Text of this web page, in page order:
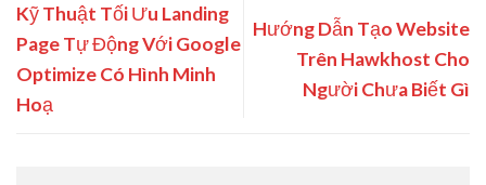
Kỹ Thuật Tối Ưu Landing
Page Tự Động Với Google
Optimize Có Hình Minh
Hoạ
Hướng Dẫn Tạo Website
Trên Hawkhost Cho
Người Chưa Biết Gì